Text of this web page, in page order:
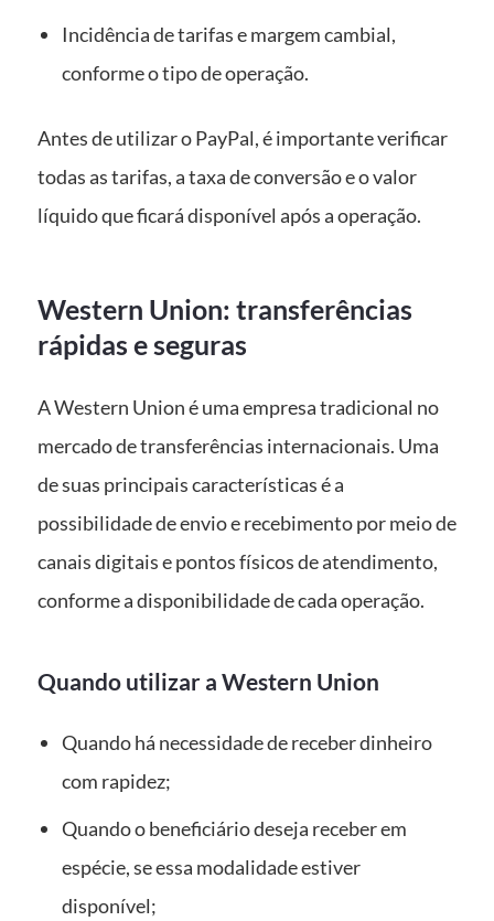
Incidência de tarifas e margem cambial,
conforme o tipo de operação.
Antes de utilizar o PayPal, é importante verificar
todas as tarifas, a taxa de conversão e o valor
líquido que ficará disponível após a operação.
Western Union: transferências
rápidas e seguras
A Western Union é uma empresa tradicional no
mercado de transferências internacionais. Uma
de suas principais características é a
possibilidade de envio e recebimento por meio de
canais digitais e pontos físicos de atendimento,
conforme a disponibilidade de cada operação.
Quando utilizar a Western Union
Quando há necessidade de receber dinheiro
com rapidez;
Quando o beneficiário deseja receber em
espécie, se essa modalidade estiver
disponível;